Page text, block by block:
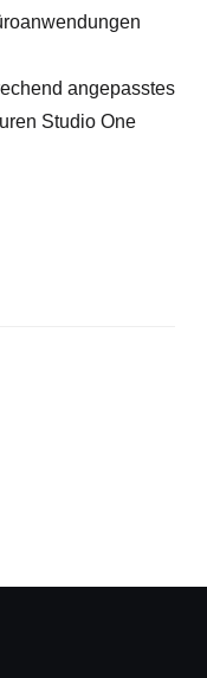
angepasstes
Studio One